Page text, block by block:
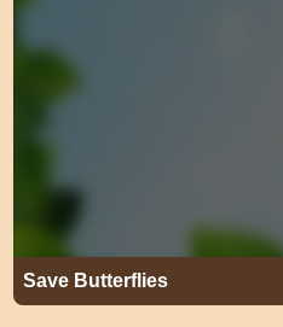
Save Butterflies